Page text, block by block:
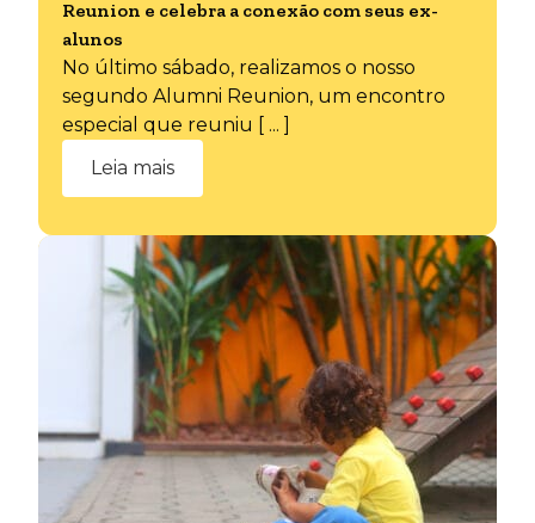
Reunion e celebra a conexão com seus ex-
alunos
No último sábado, realizamos o nosso
segundo Alumni Reunion, um encontro
especial que reuniu [ ... ]
Leia mais